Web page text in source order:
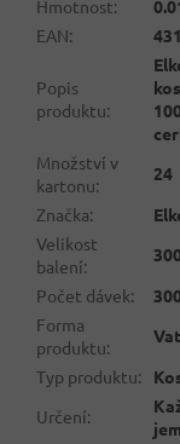
Hmotnost:
EAN:
Popis
produktu:
Množství v
kartonu:
24
Značka:
Velikost
balení:
Počet dávek:
Forma
produktu:
Typ produktu:
Určení: